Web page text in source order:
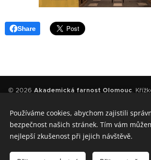
Share
© 2026 Akademická farnost Olomouc.
Autory použitých fotografií jsou Josef
Roman Polách z projektu Člověk
Vytvořeno službouWebnode
Používáme cookies, abychom zajistili
bezpečnost našich stránek. Tím vám
nejlepší zkušenost při jejich návštěvě.